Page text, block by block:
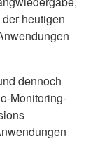
heutigen
dennoch
Monitoring-